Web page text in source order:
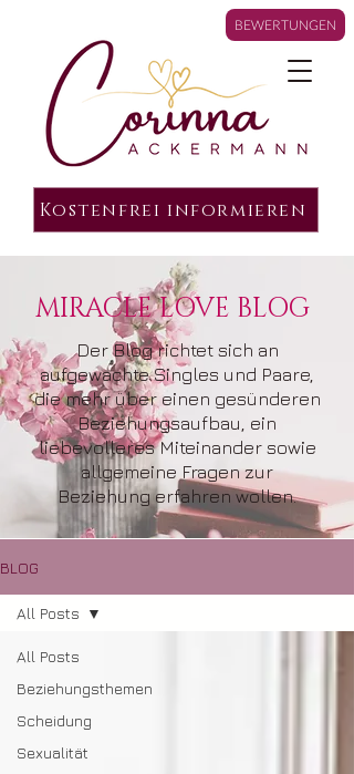
Kostenfrei informieren
MIRACLE LOVE BLOG
Der Blog richtet sich an
aufgewachte Singles und Paare,
die mehr über einen gesünderen
Beziehungsaufbau, ein
liebevolleres Miteinander sowie
allgemeine Fragen zur
Beziehung erfahren wollen.
BLOG
All Posts
Beziehungsthemen
Scheidung
Sexualität
All Posts
BEWERTUNGEN